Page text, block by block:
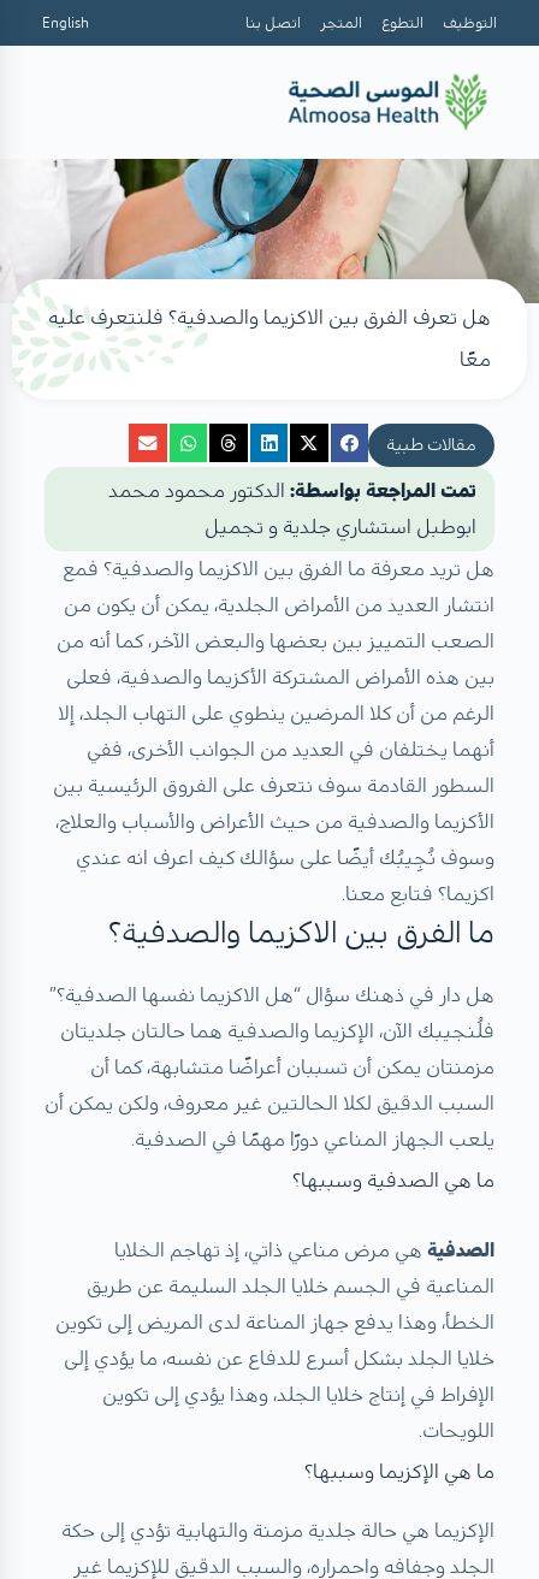
التوظيف التطوع المتجر اتصل بنا English
هل تعرف الفرق بين الاكزيما والصدفية؟ فلنتعرف عليه
معًا
مقالات طبية
تمت المراجعة بواسطة: الدكتور محمود محمد
ابوطبل استشاري جلدية و تجميل
هل تريد معرفة ما الفرق بين الاكزيما والصدفية؟ فمع
انتشار العديد من الأمراض الجلدية، يمكن أن يكون من
الصعب التمييز بين بعضها والبعض الآخر، كما أنه من
بين هذه الأمراض المشتركة الأكزيما والصدفية، فعلى
الرغم من أن كلا المرضين ينطوي على التهاب الجلد، إلا
أنهما يختلفان في العديد من الجوانب الأخرى، ففي
السطور القادمة سوف نتعرف على الفروق الرئيسية بين
الأكزيما والصدفية من حيث الأعراض والأسباب والعلاج،
وسوف نُجِيبُك أيضًا على سؤالك كيف اعرف انه عندي
اكزيما؟ فتابع معنا.
ما الفرق بين الاكزيما والصدفية؟
هل دار في ذهنك سؤال “هل الاكزيما نفسها الصدفية؟”
فلُنجيبك الآن، الإكزيما والصدفية هما حالتان جلديتان
مزمنتان يمكن أن تسببان أعراضًا متشابهة، كما أن
السبب الدقيق لكلا الحالتين غير معروف، ولكن يمكن أن
يلعب الجهاز المناعي دورًا مهمًا في الصدفية.
ما هي الصدفية وسببها؟
الصدفيةهي مرض مناعي ذاتي، إذ تهاجم الخلايا
المناعية في الجسم خلايا الجلد السليمة عن طريق
الخطأ، وهذا يدفع جهاز المناعة لدى المريض إلى تكوين
خلايا الجلد بشكل أسرع للدفاع عن نفسه، ما يؤدي إلى
الإفراط في إنتاج خلايا الجلد، وهذا يؤدي إلى تكوين
اللويحات.
ما هي الإكزيما وسببها؟
الإكزيما هي حالة جلدية مزمنة والتهابية تؤدي إلى حكة
الجلد وجفافه واحمراره، والسبب الدقيق للإكزيما غير